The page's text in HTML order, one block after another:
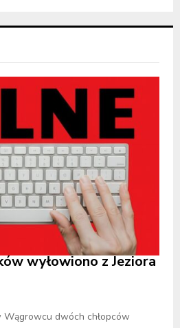
wyłowiono z Jeziora
Wągrowcu dwóch chłopców